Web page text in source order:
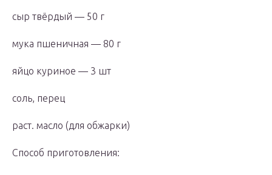
сыр твёрдый — 50 г
мука пшеничная — 80 г
яйцо куриное — 3 шт
соль, перец
раст. масло (для обжарки)
Способ приготовления: